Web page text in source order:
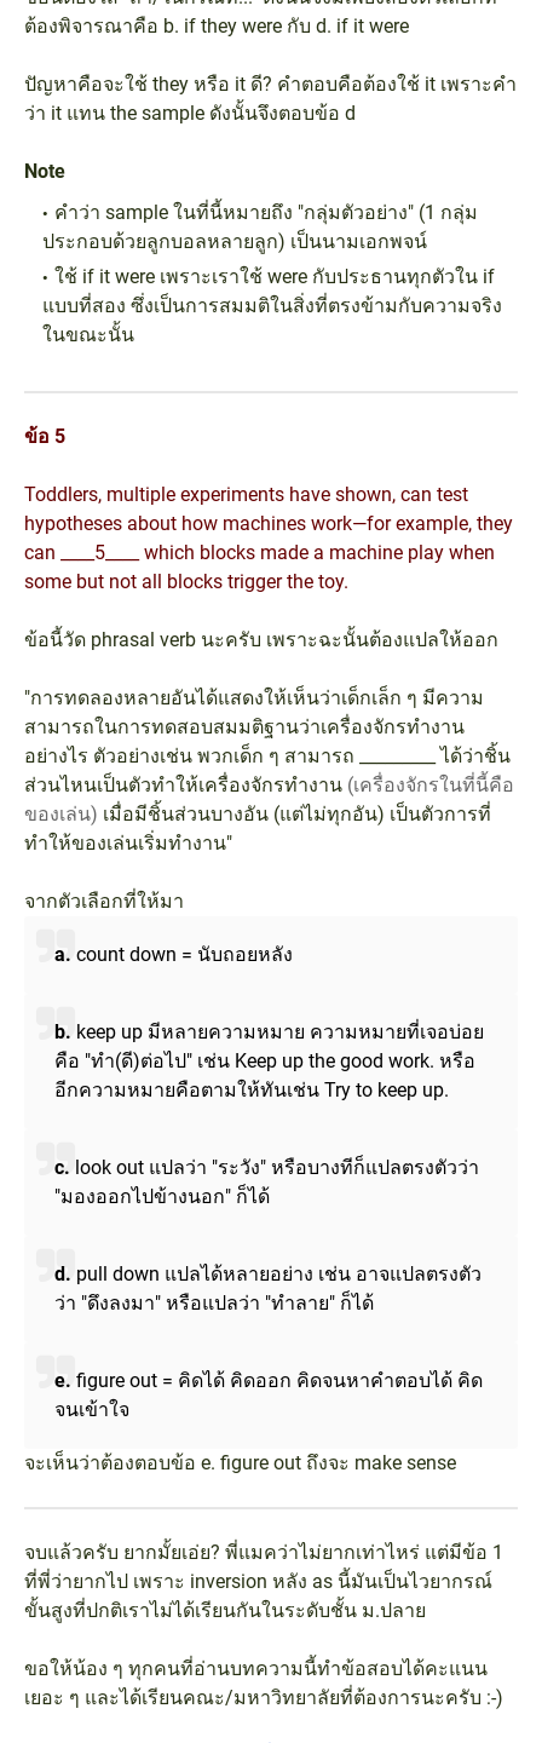
ต้องพิจารณาคือ b. if they were กับ d. if it were
ปัญหาคือจะใช้ they หรือ it ดี? คำตอบคือต้องใช้ it เพราะคำ
ว่า it แทน the sample ดังนั้นจึงตอบข้อ d
Note
คำว่า sample ในที่นี้หมายถึง "กลุ่มตัวอย่าง" (1 กลุ่ม
ประกอบด้วยลูกบอลหลายลูก) เป็นนามเอกพจน์
ใช้ if it were เพราะเราใช้ were กับประธานทุกตัวใน if
แบบที่สอง ซึ่งเป็นการสมมติในสิ่งที่ตรงข้ามกับความจริง
ในขณะนั้น
ข้อ 5
Toddlers, multiple experiments have shown, can test
hypotheses about how machines work—for example, they
can ____5____ which blocks made a machine play when
some but not all blocks trigger the toy.
ข้อนี้วัด phrasal verb นะครับ เพราะฉะนั้นต้องแปลให้ออก
"การทดลองหลายอันได้แสดงให้เห็นว่าเด็กเล็ก ๆ มีความ
สามารถในการทดสอบสมมติฐานว่าเครื่องจักรทำงาน
อย่างไร ตัวอย่างเช่น พวกเด็ก ๆ สามารถ _________ ได้ว่าชิ้น
ส่วนไหนเป็นตัวทำให้เครื่องจักรทำงาน (เครื่องจักรในที่นี้คือ
ของเล่น) เมื่อมีชิ้นส่วนบางอัน (แต่ไม่ทุกอัน) เป็นตัวการที่
ทำให้ของเล่นเริ่มทำงาน"
จากตัวเลือกที่ให้มา
a. count down = นับถอยหลัง
b. keep up มีหลายความหมาย ความหมายที่เจอบ่อย
คือ "ทำ(ดี)ต่อไป" เช่น Keep up the good work. หรือ
อีกความหมายคือตามให้ทันเช่น Try to keep up.
c. look out แปลว่า "ระวัง" หรือบางทีก็แปลตรงตัวว่า
"มองออกไปข้างนอก" ก็ได้
d. pull down แปลได้หลายอย่าง เช่น อาจแปลตรงตัว
ว่า "ดึงลงมา" หรือแปลว่า "ทำลาย" ก็ได้
e. figure out = คิดได้ คิดออก คิดจนหาคำตอบได้ คิด
จนเข้าใจ
จะเห็นว่าต้องตอบข้อ e. figure out ถึงจะ make sense
จบแล้วครับ ยากมั้ยเอ่ย? พี่แมคว่าไม่ยากเท่าไหร่ แต่มีข้อ 1
ที่พี่ว่ายากไป เพราะ inversion หลัง as นี้มันเป็นไวยากรณ์
ขั้นสูงที่ปกติเราไม่ได้เรียนกันในระดับชั้น ม.ปลาย
ขอให้น้อง ๆ ทุกคนที่อ่านบทความนี้ทำข้อสอบได้คะแนน
เยอะ ๆ และได้เรียนคณะ/มหาวิทยาลัยที่ต้องการนะครับ :-)